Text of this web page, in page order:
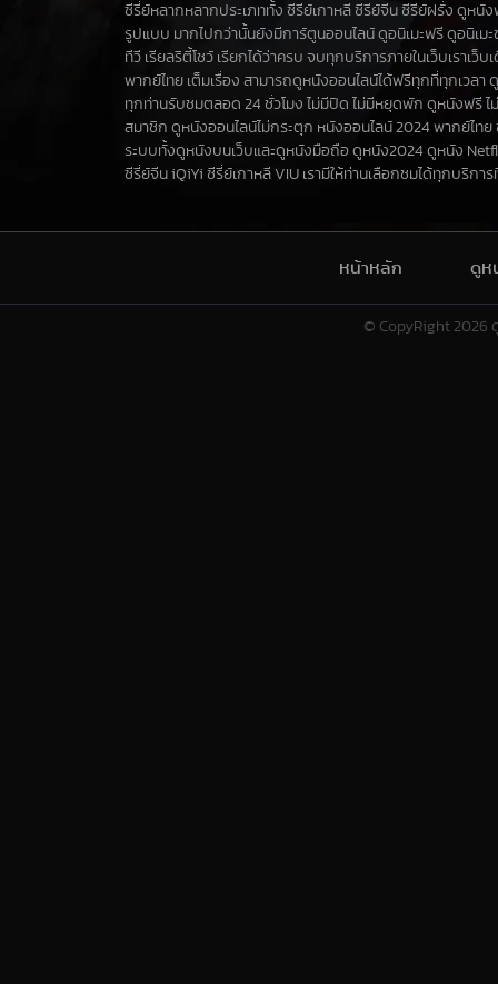
ซีรี่ย์หลากหลากประเภททั้ง ซีรีย์เกาหลี ซีรีย์จีน ซีรีย์ฝรั่ง ดูหนั
รูปแบบ มากไปกว่านั้นยังมีการ์ตูนออนไลน์ ดูอนิเมะฟรี ดูอนิเมะ
ทีวี เรียลริตี้โชว์ เรียกได้ว่าครบ จบทุกบริการภายในเว็บเราเว็
พากย์ไทย เต็มเรื่อง สามารถดูหนังออนไลน์ได้ฟรีทุกที่ทุกเวลา
ทุกท่านรับชมตลอด 24 ชั่วโมง ไม่มีปิด ไม่มีหยุดพัก ดูหนังฟรี ไ
สมาชิก ดูหนังออนไลน์ไม่กระตุก หนังออนไลน์ 2024 พากย์ไทย
ระบบทั้งดูหนังบนเว็บและดูหนังมือถือ ดูหนัง2024 ดูหนัง
ซีรี่ย์จีน iQiYi ซีรี่ย์เกาหลี VIU เรามีให้ท่านเลือกชมได้ทุกบริกา
หน้าหลัก ดูห
© CopyRight 2026